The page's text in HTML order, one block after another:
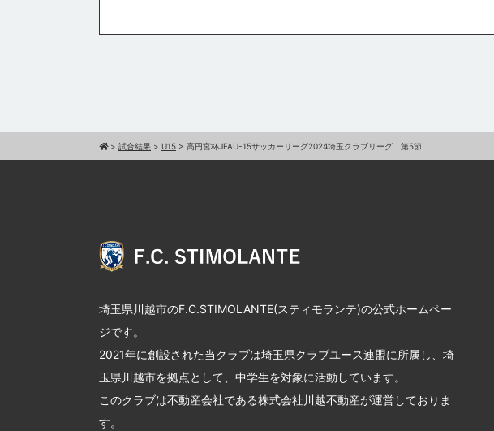
> 試合結果 > U15 > 高円宮杯JFAU-15サッカーリーグ2024埼玉クラブリーグ 第5節
埼玉県川越市のF.C.STIMOLANTE(スティモランテ)の公式ホームペー
ジです。
2021年に創設された当クラブは埼玉県クラブユース連盟に所属し、埼
玉県川越市を拠点として、中学生を対象に活動しています。
このクラブは不動産会社である株式会社川越不動産が運営しておりま
す。